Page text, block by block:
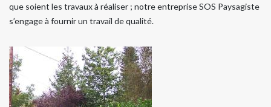
que soient les travaux à réaliser ; notre entreprise SOS Paysagiste
s’engage à fournir un travail de qualité.